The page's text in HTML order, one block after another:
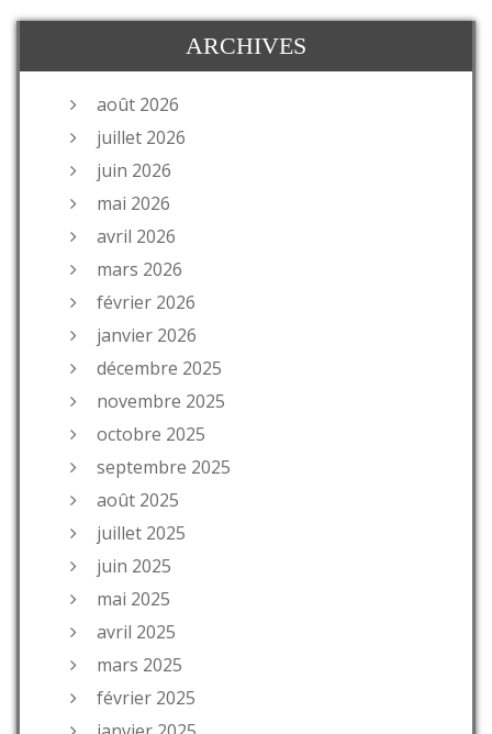
ARCHIVES
août 2026
juillet 2026
juin 2026
mai 2026
avril 2026
mars 2026
février 2026
janvier 2026
décembre 2025
novembre 2025
octobre 2025
septembre 2025
août 2025
juillet 2025
juin 2025
mai 2025
avril 2025
mars 2025
février 2025